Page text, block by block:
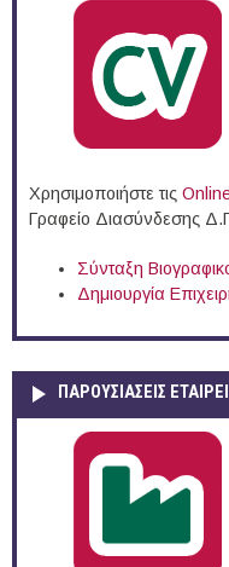
Χρησιμοποιήστε τις
Γραφείο Διασύνδεσης
Σύνταξη
Δημιουργία
ΠΑΡΟΥΣΙΆΣΕΙΣ